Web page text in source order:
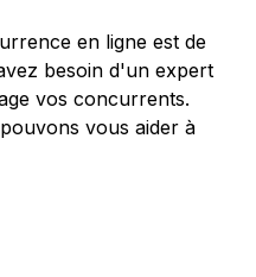
en ligne est de
besoin d'un expert
vos concurrents.
vous aider à